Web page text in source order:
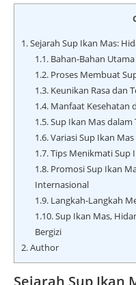
1.Sejarah Sup Ikan Mas:
1.1.Bahan-Bahan
1.2.Proses Membuat
1.3.Keunikan Rasa dan
1.4.Manfaat Kesehatan
1.5.Sup Ikan Mas dalam
1.6.Variasi Sup Ikan
1.7.Tips Menikmati Sup
1.8.Promosi Sup Ikan
Internasional
1.9.Langkah-Langkah
1.10.Sup Ikan Mas,
Bergizi
2.Author
Sejarah Sup Ikan